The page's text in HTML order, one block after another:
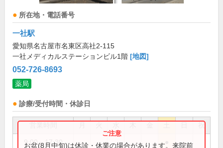
所在地・電話番号
一社駅
愛知県名古屋市名東区高社2-115
一社メディカルステーションビル1階 [地図]
052-726-8693
薬局
診療/受付時間・休診日
祝
9:00～17:30
お盆(8月中旬)は休診・休業の場合があります。来院前